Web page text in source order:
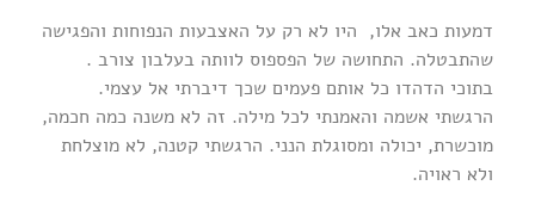
דמעות כאב אלו, היו לא רק על האצבעות הנפוחות והפגישה
שהתבטלה. התחושה של הפספוס לוותה בעלבון צורב .
בתוכי הדהדו כל אותם פעמים שכך דיברתי אל עצמי.
הרגשתי אשמה והאמנתי לכל מילה. זה לא משנה כמה חכמה,
מוכשרת, יכולה ומסוגלת הנני. הרגשתי קטנה, לא מוצלחת
ולא ראויה.